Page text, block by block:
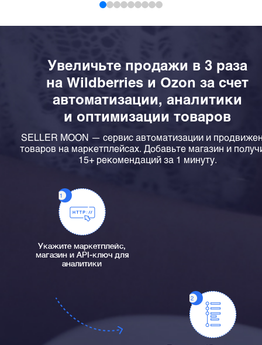
Увеличьте продажи в 3 раза
на Wildberries и Ozon за счет
автоматизации, аналитики
и оптимизации товаров
SELLER MOON — сервис автоматизации и
товаров на маркетплейсах. Добавьте магазин и
15+ рекомендаций за 1 минуту.
Укажите маркетплейс,
магазин и API-ключ для
аналитики